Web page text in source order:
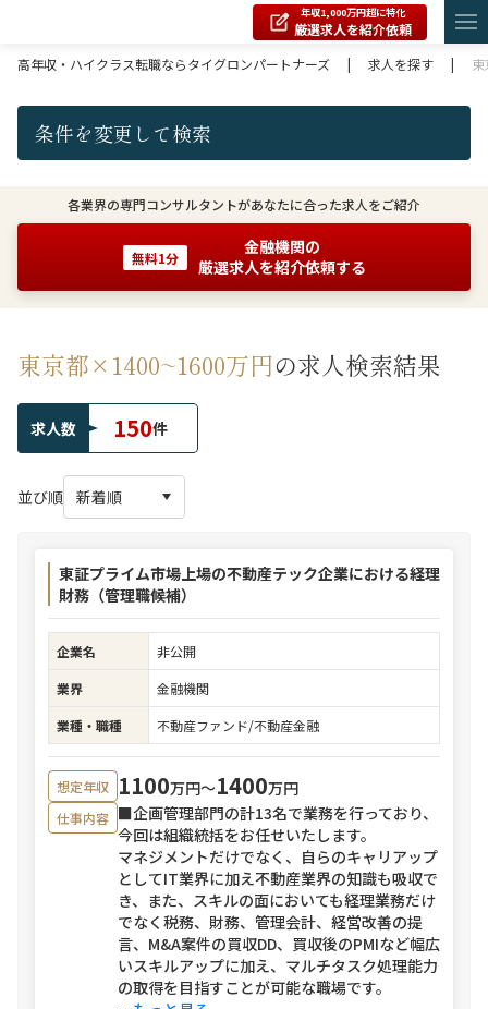
年収1,000万円超に特化
厳選求人を紹介依頼
高年収・ハイクラス転職ならタイグロンパートナーズ
| 求人を探す |
条件を変更して検索
各業界の専門コンサルタントがあなたに合った求人をご紹介
無料1分
金融機関の
厳選求人を紹介依頼する
東京都×1400~1600万円の求人検索結果
求人数 150件
並び順
東証プライム市場上場の不動産テック企業における経理
財務（管理職候補）
企業名
非公開
業界
金融機関
業種・職種
不動産ファンド/不動産金融
想定年収 1100万円〜1400万円
仕事内容 ■企画管理部門の計13名で業務を行っており、
今回は組織統括をお任せいたします。
マネジメントだけでなく、自らのキャリアップ
としてIT業界に加え不動産業界の知識も吸収で
き、また、スキルの面においても経理業務だけ
でなく税務、財務、管理会計、経営改善の提
言、M&A案件の買収DD、買収後のPMIなど幅広
いスキルアップに加え、マルチタスク処理能力
の取得を目指すことが可能な職場です。